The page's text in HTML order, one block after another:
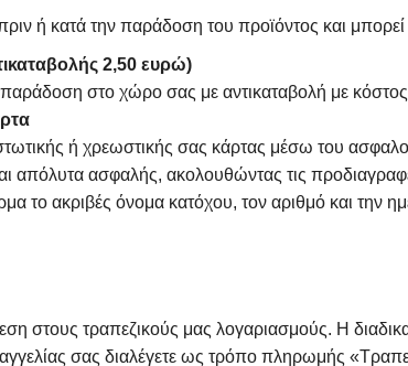
ή κατά την παράδοση του προϊόντος και
2,50 ευρώ)
στο χώρο σας με αντικαταβολή με
ή χρεωστικής σας κάρτας μέσω του
απόλυτα ασφαλής, ακολουθώντας τις
το ακριβές όνομα κατόχου, τον αριθμό και την
στους τραπεζικούς μας λογαριασμούς. Η
σας διαλέγετε ως τρόπο πληρωμής